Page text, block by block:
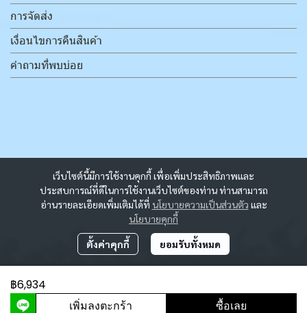
฿6,934
เพิ่มลงตะกร้า ซื้อเลย
เว็บไซต์นี้มีการใช้งานคุกกี้ เพื่อเพิ่มประสิทธิภาพและ
ประสบการณ์ที่ดีในการใช้งานเว็บไซต์ของท่าน ท่านสามารถ
อ่านรายละเอียดเพิ่มเติมได้ที่ นโยบายความเป็นส่วนตัว และ
นโยบายคุกกี้
ตั้งค่าคุกกี้ ยอมรับทั้งหมด
การจัดส่ง
เงื่อนไขการคืนสินค้า
คำถามที่พบบ่อย
ผู้เข้าชมวันนี้422